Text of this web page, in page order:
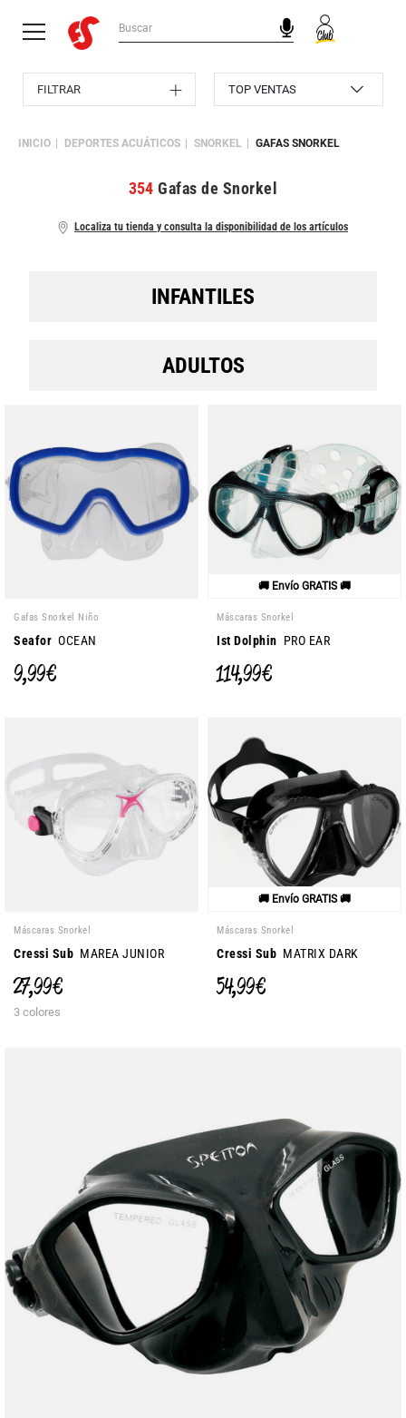
INICIO DEPORTES ACUÁTICOS SNORKEL GAFAS SNORKEL
Localiza tu tienda y consulta la disponibilidad de los artículos
354 Gafas de Snorkel
INFANTILES
ADULTOS
Gafas Snorkel Niño
Seafor OCEAN
9,99 €
🚚 Envío GRATIS 🚚
Máscaras Snorkel
Ist Dolphin PRO EAR
114,99 €
Máscaras Snorkel
Cressi Sub MAREA JUNIOR
27,99 €
3 colores
🚚 Envío GRATIS 🚚
Máscaras Snorkel
Cressi Sub MATRIX DARK
54,99 €
FILTRAR